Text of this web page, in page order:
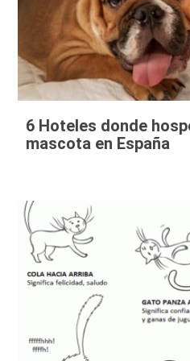
6 Hoteles donde
mascota en España